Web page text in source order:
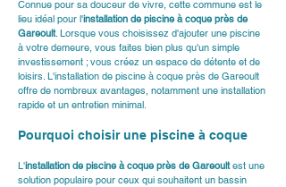
Connue pour sa douceur de vivre, cette commune est le
lieu idéal pour l'installation de piscine à coque près de
Gareoult. Lorsque vous choisissez d'ajouter une piscine
à votre demeure, vous faites bien plus qu'un simple
investissement ; vous créez un espace de détente et de
loisirs. L'installation de piscine à coque près de Gareoult
offre de nombreux avantages, notamment une installation
rapide et un entretien minimal.
Pourquoi choisir une piscine à coque
L'installation de piscine à coque près de Gareoult est une
solution populaire pour ceux qui souhaitent un bassin